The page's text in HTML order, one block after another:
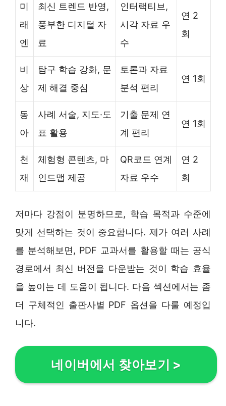
미
래
엔
최신 트렌드 반영,
풍부한 디지털 자
료
인터랙티브,
시각 자료 우
수
연 2
회
비
상
탐구 학습 강화, 문
제 해결 중심
토론과 자료
분석 편리
연 1회
동
아
사례 서술, 지도·도
표 활용
기출 문제 연
계 편리
연 1회
천
재
체험형 콘텐츠, 마
인드맵 제공
QR코드 연계
자료 우수
연 2
회
저마다 강점이 분명하므로, 학습 목적과 수준에
맞게 선택하는 것이 중요합니다. 제가 여러 사례
를 분석해보면, PDF 교과서를 활용할 때는 공식
경로에서 최신 버전을 다운받는 것이 학습 효율
을 높이는 데 도움이 됩니다. 다음 섹션에서는 좀
더 구체적인 출판사별 PDF 옵션을 다룰 예정입
니다.
네이버에서 찾아보기 >